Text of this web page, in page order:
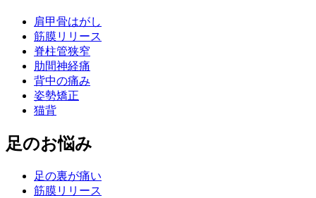
肩甲骨はがし
筋膜リリース
脊柱管狭窄
肋間神経痛
背中の痛み
姿勢矯正
猫背
足のお悩み
足の裏が痛い
筋膜リリース